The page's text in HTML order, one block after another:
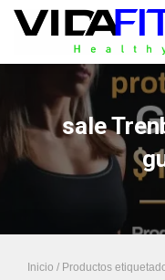
sale
Inicio / Productos